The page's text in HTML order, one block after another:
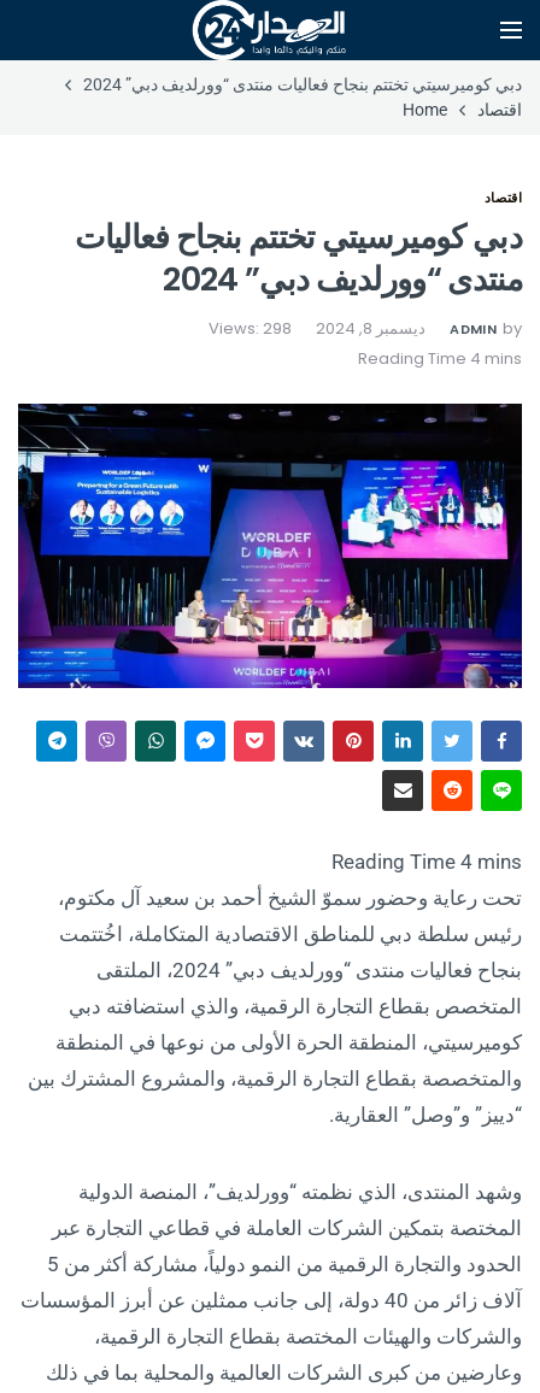
دبي كوميرسيتي تختتم بنجاح فعاليات منتدى “وورلديف دبي” 2024
اقتصاد
Home
اقتصاد
دبي كوميرسيتي تختتم بنجاح فعاليات
منتدى “وورلديف دبي” 2024
by
ADMIN ديسمبر 8, 2024 Views: 298
تحت رعاية وحضور سموّ الشيخ أحمد بن سعيد آل مكتوم،
رئيس سلطة دبي للمناطق الاقتصادية المتكاملة، اخُتتمت
بنجاح فعاليات منتدى “وورلديف دبي” 2024، الملتقى
المتخصص بقطاع التجارة الرقمية، والذي استضافته دبي
كوميرسيتي، المنطقة الحرة الأولى من نوعها في المنطقة
والمتخصصة بقطاع التجارة الرقمية، والمشروع المشترك بين
“دييز” و”وصل” العقارية.
وشهد المنتدى، الذي نظمته “وورلديف”، المنصة الدولية
المختصة بتمكين الشركات العاملة في قطاعي التجارة عبر
الحدود والتجارة الرقمية من النمو دولياً، مشاركة أكثر من 5
آلاف زائر من 40 دولة، إلى جانب ممثلين عن أبرز المؤسسات
والشركات والهيئات المختصة بقطاع التجارة الرقمية،
وعارضين من كبرى الشركات العالمية والمحلية بما في ذلك